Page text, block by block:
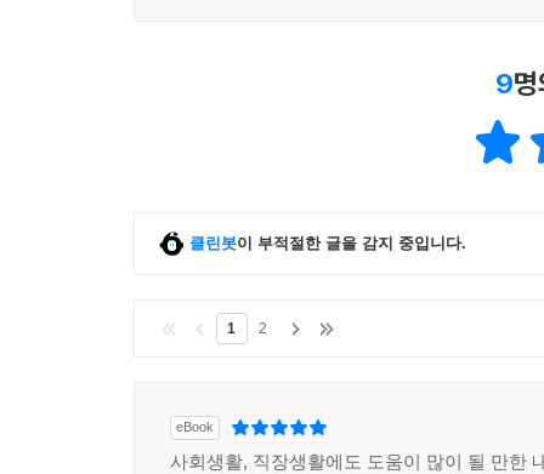
9
클린봇이 부적절한 글을 감지 중입니다.
1 2
eBook
사회생활, 직장생활에도 도움이 많이 될 만한